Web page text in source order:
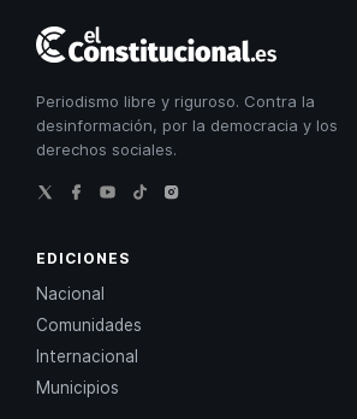
Periodismo libre y riguroso. Contra la
desinformación, por la democracia y los
derechos sociales.
EDICIONES
Nacional
Comunidades
Internacional
Municipios